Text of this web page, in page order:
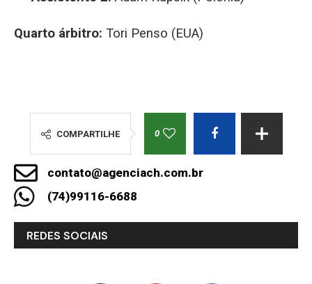
Quarto árbitro: Tori Penso (EUA)
COMPARTILHE 0
contato@agenciach.com.br
(74)99116-6688
REDES SOCIAIS